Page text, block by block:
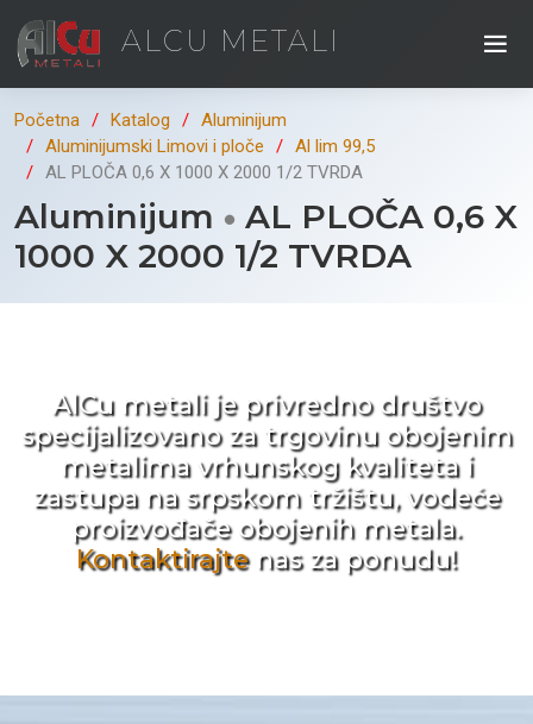
ALCU METALI
Početna Katalog
Aluminijum
Aluminijumski Limovi i ploče
Al lim 99,5
AL PLOČA 0,6 X 1000 X 2000 1/2 TVRDA
Aluminijum
AL PLOČA 0,6 X
1000 X 2000 1/2 TVRDA
AlCu metali je privredno društvo
specijalizovano za trgovinu obojenim
metalima vrhunskog kvaliteta i
zastupa na srpskom tržištu, vodeće
proizvođače obojenih metala.
Kontaktirajtenas za ponudu!